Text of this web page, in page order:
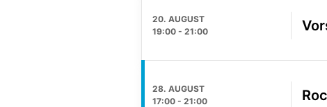
20. AUGUST
19:00- 21:00
28. AUGUST
17:00- 21:00